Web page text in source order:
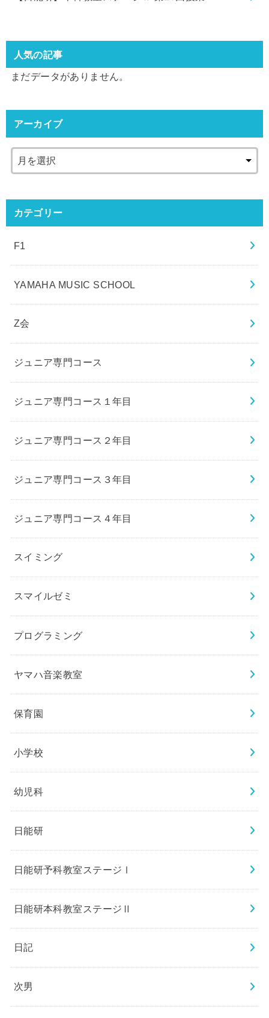
人気の記事
まだデータがありません。
アーカイブ
カテゴリー
F1
YAMAHA MUSIC SCHOOL
Z会
ジュニア専門コース
ジュニア専門コース１年目
ジュニア専門コース２年目
ジュニア専門コース３年目
ジュニア専門コース４年目
スイミング
スマイルゼミ
プログラミング
ヤマハ音楽教室
保育園
小学校
幼児科
日能研
日能研予科教室ステージⅠ
日能研本科教室ステージⅡ
日記
次男